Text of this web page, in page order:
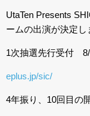
UtaTen Presents
ームの出演が決定し
1次抽選先行受付 8/
eplus.jp/sic/
4年振り、10回目の